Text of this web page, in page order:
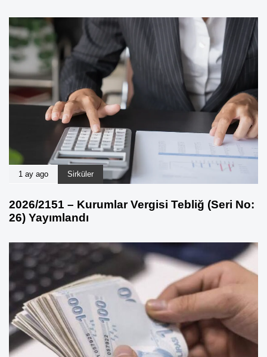
1 ay ago Sirküler
2026/2151 – Kurumlar Vergisi Tebliğ (Seri No:
26) Yayımlandı